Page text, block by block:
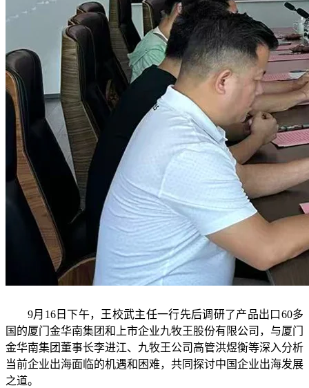
9月16日下午，王校武主任一行先后调研了产品出口60多
国的厦门金华南集团和上市企业九牧王股份有限公司，与厦门
金华南集团董事长李进江、九牧王公司高管洪煜衡等深入分析
当前企业出海面临的机遇和困难，共同探讨中国企业出海发展
之道。